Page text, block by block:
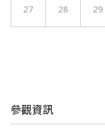
27 28 29
參觀資訊